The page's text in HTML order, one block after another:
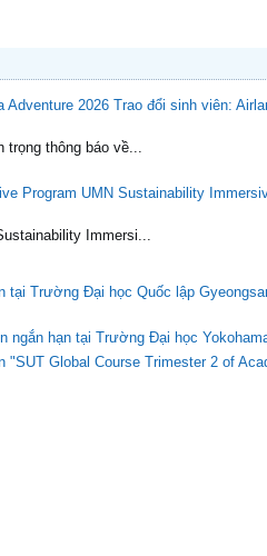
Trao đổi sinh viên:
trọng thông báo về...
UMN Sustainability
Immersi...
tại Trường Đại học Quốc lập
ngắn hạn tại Trường Đại học
Global Course Trimester 2 of